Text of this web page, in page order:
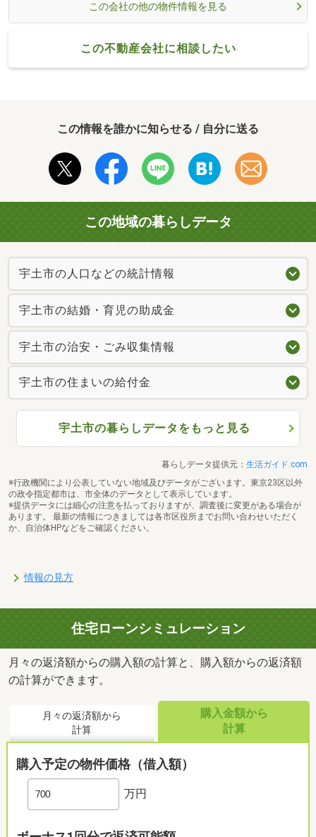
この会社の他の物件情報を見る
この不動産会社に相談したい
この情報を誰かに知らせる / 自分に送る
この地域の暮らしデータ
宇土市の人口などの統計情報
宇土市の結婚・育児の助成金
宇土市の治安・ごみ収集情報
宇土市の住まいの給付金
宇土市の暮らしデータをもっと見る
暮らしデータ提供元： 生活ガイド.com
※行政機関により公表していない地域及びデータがございます。東京23区以外
の政令指定都市は、市全体のデータとして表示しています。
※提供データには細心の注意を払っておりますが、調査後に変更がある場合が
あります。 最新の情報につきましては各市区役所までお問い合わせいただく
か、自治体HPなどをご確認ください。
情報の見方
住宅ローンシミュレーション
月々の返済額からの購入額の計算と、購入額からの返済額
の計算ができます。
月々の返済額から
計算
購入金額から
計算
購入予定の物件価格（借入額）
万円